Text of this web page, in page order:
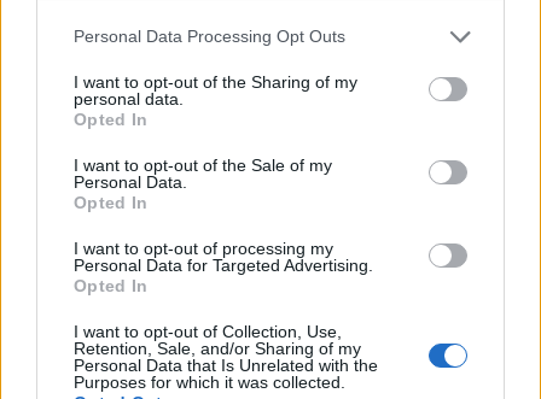
Please note that this website/app uses one or more Google
not limited to your visit or usage behaviour. You may click to
grant or deny consent to Google and its third-party tags to
use your data for below specified purposes in below Google
consent section.
Personal Data Processing Opt Outs
I want to opt-out of the Sharing of my
personal data.
Opted In
I want to opt-out of the Sale of my
Personal Data.
Opted In
I want to opt-out of processing my
Personal Data for Targeted Advertising.
Opted In
I want to opt-out of Collection, Use,
Retention, Sale, and/or Sharing of my
Personal Data that Is Unrelated with the
Purposes for which it was collected.
Botswana, Indonesia e Arabia Saudita.
Redazione · 26 Feb 2025
1 GIORNO OUT